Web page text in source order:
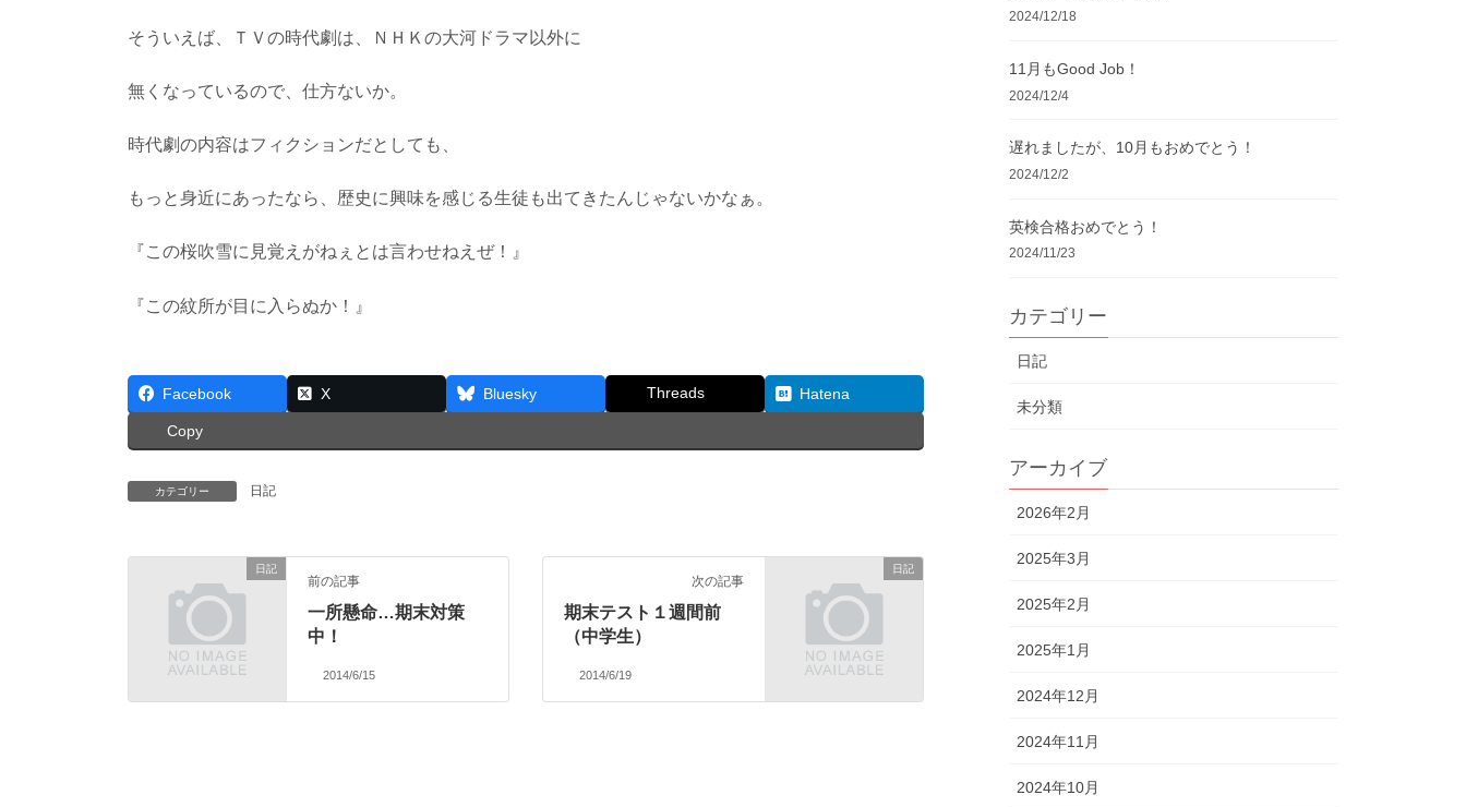
そういえば、ＴＶの時代劇は、ＮＨＫの大河ドラマ以外に
無くなっているので、仕方ないか。
時代劇の内容はフィクションだとしても、
もっと身近にあったなら、歴史に興味を感じる生徒も出てきたんじゃないかなぁ。
『この桜吹雪に見覚えがねぇとは言わせねえぜ！』
『この紋所が目に入らぬか！』
Facebook X Bluesky Threads Hatena
Copy
カテゴリー 日記
日記
前の記事
一所懸命…期末対策
中！
2014/6/15
日記
次の記事
期末テスト１週間前
（中学生）
2014/6/19
2024/12/18
11月もGood Job！
2024/12/4
遅れましたが、10月もおめでとう！
2024/12/2
英検合格おめでとう！
2024/11/23
カテゴリー
日記
未分類
アーカイブ
2026年2月
2025年3月
2025年2月
2025年1月
2024年12月
2024年11月
2024年10月